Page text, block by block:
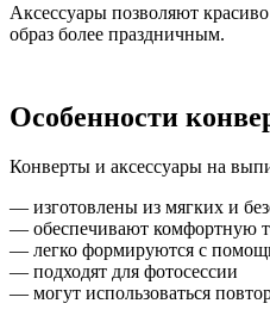
Аксессуары позволяют
образ более праздничным.
Особенности
Конверты и аксессуары на
— изготовлены из мягких и
— обеспечивают комфортную
— легко формируются с
— подходят для фотосессии
— могут использоваться